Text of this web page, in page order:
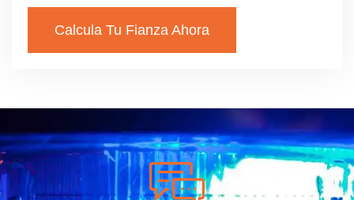
Calcula Tu Fianza Ahora